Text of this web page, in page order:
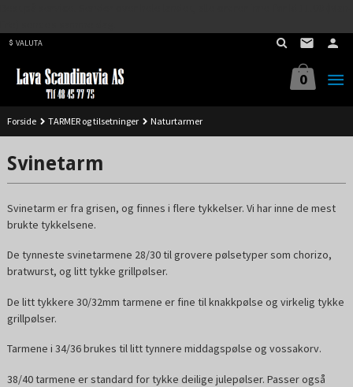
VALUTA
0
Forside TARMER og tilsetninger Naturtarmer
Svinetarm
Svinetarm er fra grisen, og finnes i flere tykkelser. Vi har inne de mest
brukte tykkelsene.
De tynneste svinetarmene 28/30 til grovere pølsetyper som chorizo,
bratwurst, og litt tykke grillpølser.
De litt tykkere 30/32mm tarmene er fine til knakkpølse og virkelig tykke
grillpølser.
Tarmene i 34/36 brukes til litt tynnere middagspølse og vossakorv.
38/40 tarmene er standard for tykke deilige julepølser. Passer også